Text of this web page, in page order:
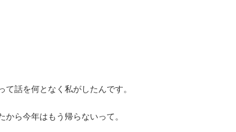
話を何となく私がしたんです。
ら今年はもう帰らないって。